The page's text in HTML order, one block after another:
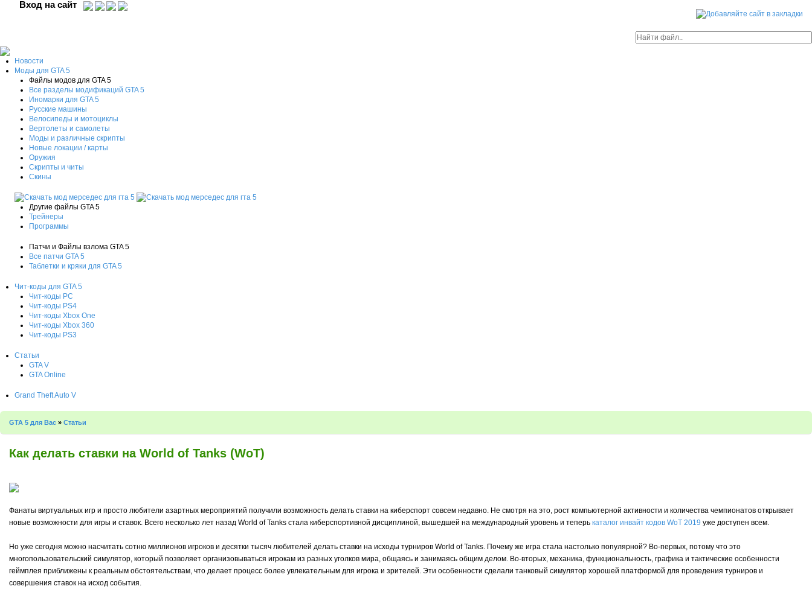
Вход на сайт
Новости
Моды для GTA 5
Файлы модов для GTA 5
Все разделы модификаций GTA 5
Иномарки для GTA 5
Русские машины
Велосипеды и мотоциклы
Вертолеты и самолеты
Моды и различные скрипты
Новые локации / карты
Оружия
Скрипты и читы
Скины
Другие файлы GTA 5
Трейнеры
Программы
Патчи и Файлы взлома GTA 5
Все патчи GTA 5
Таблетки и кряки для GTA 5
Чит-коды для GTA 5
Чит-коды PC
Чит-коды PS4
Чит-коды Xbox One
Чит-коды Xbox 360
Чит-коды PS3
Статьи
GTA V
GTA Online
Grand Theft Auto V
GTA 5 для Вас » Статьи
Как делать ставки на World of Tanks (WoT)
Фанаты виртуальных игр и просто любители азартных мероприятий получили возможность делать ставки на киберспорт совсем недавно. Не смотря на это, рост компьютерной активности и количества чемпионатов открывает
новые возможности для игры и ставок. Всего несколько лет назад World of Tanks стала киберспортивной дисциплиной, вышедшей на международный уровень и теперь каталог инвайт кодов WoT 2019 уже доступен всем.
Но уже сегодня можно насчитать сотню миллионов игроков и десятки тысяч любителей делать ставки на исходы турниров World of Tanks. Почему же игра стала настолько популярной? Во-первых, потому что это
многопользовательский симулятор, который позволяет организовываться игрокам из разных уголков мира, общаясь и занимаясь общим делом. Во-вторых, механика, функциональность, графика и тактические особенности
геймплея приближены к реальным обстоятельствам, что делает процесс более увлекательным для игрока и зрителей. Эти особенности сделали танковый симулятор хорошей платформой для проведения турниров и
совершения ставок на исход события.